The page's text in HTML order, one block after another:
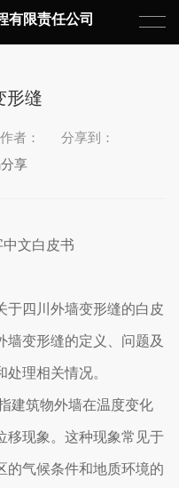
有限责任公司
形缝
作者：
分享到：
享
文白皮书
于四川外墙变形缝的白皮
墙变形缝的定义、问题及
理相关情况。
建筑物外墙在温度变化
移现象。这种现象常见于
的气候条件和地质环境的